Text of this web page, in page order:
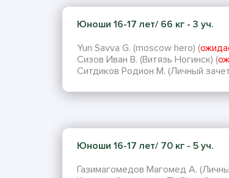
Юноши 16-17 лет/ 66 кг - 3 уч.
Yun Savva G. (moscow hero) (
Сизов Иван В. (Витязь Ногинск) (
Ситдиков Родион М. (Личный
Юноши 16-17 лет/ 70 кг - 5 уч.
Газимагомедов Магомед А.